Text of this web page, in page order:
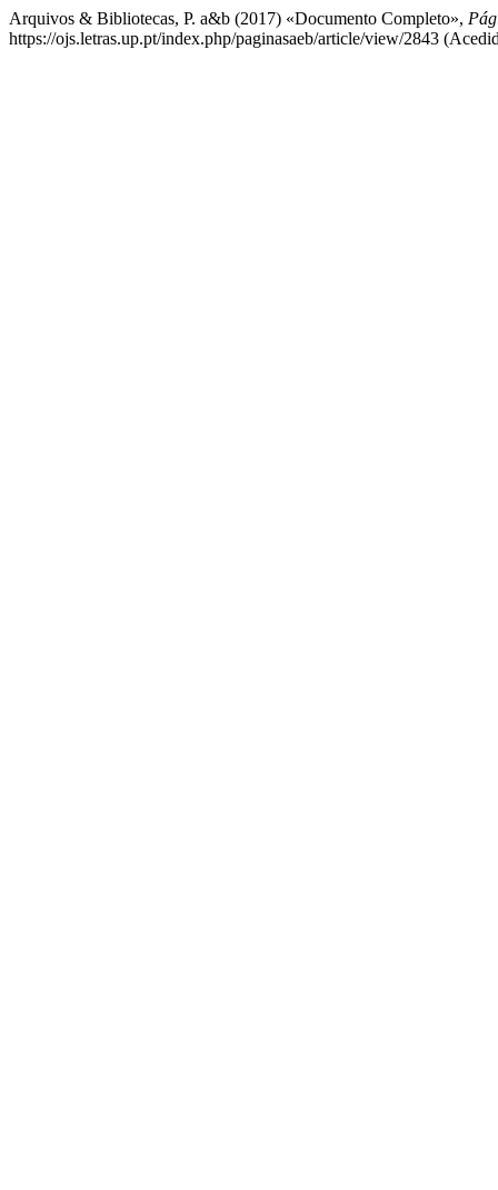
Arquivos & Bibliotecas, P. a&b (2017) «Documento Completo»,
https://ojs.letras.up.pt/index.php/paginasaeb/article/view/2843